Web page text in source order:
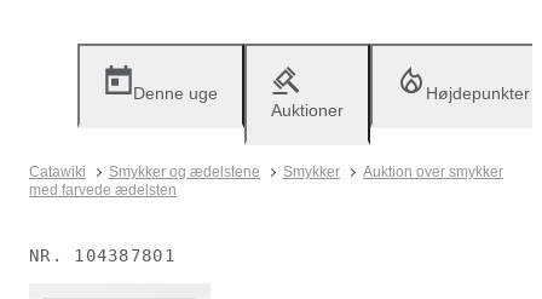
Denne uge
Auktioner
Højdepunkter
Catawiki Smykker og ædelstene Smykker
Auktion over smykker
med farvede ædelsten
NR. 104387801